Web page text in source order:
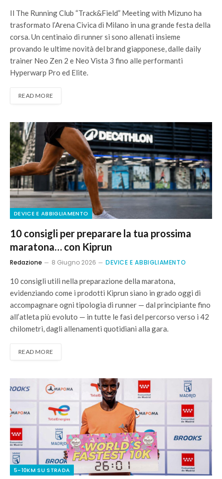
Il The Running Club “Track&Field” Meeting with Mizuno ha
trasformato l’Arena Civica di Milano in una grande festa della
corsa. Un centinaio di runner si sono allenati insieme
provando le ultime novità del brand giapponese, dalle daily
trainer Neo Zen 2 e Neo Vista 3 fino alle performanti
Hyperwarp Pro ed Elite.
READ MORE
DEVICE E ABBIGLIAMENTO
10 consigli per preparare la tua prossima
maratona… con Kiprun
Redazione 8 Giugno 2026 DEVICE E ABBIGLIAMENTO
10 consigli utili nella preparazione della maratona,
evidenziando come i prodotti Kiprun siano in grado oggi di
accompagnare ogni tipologia di runner — dal principiante fino
all’atleta più evoluto — in tutte le fasi del percorso verso i 42
chilometri, dagli allenamenti quotidiani alla gara.
READ MORE
5-10KM SU STRADA